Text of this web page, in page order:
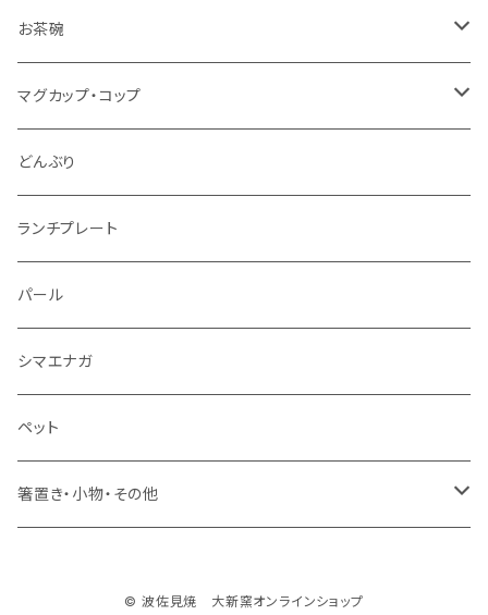
角皿
丸皿
仕切り皿
お茶碗
大サイズ
小サイズ
マグカップ・コップ
マグカップ（大）
マグカップ（小）
湯のみ
ミニカップ
どんぶり
ランチプレート
パール
シマエナガ
ペット
箸置き・小物・その他
© 波佐見焼 大新窯オンラインショップ